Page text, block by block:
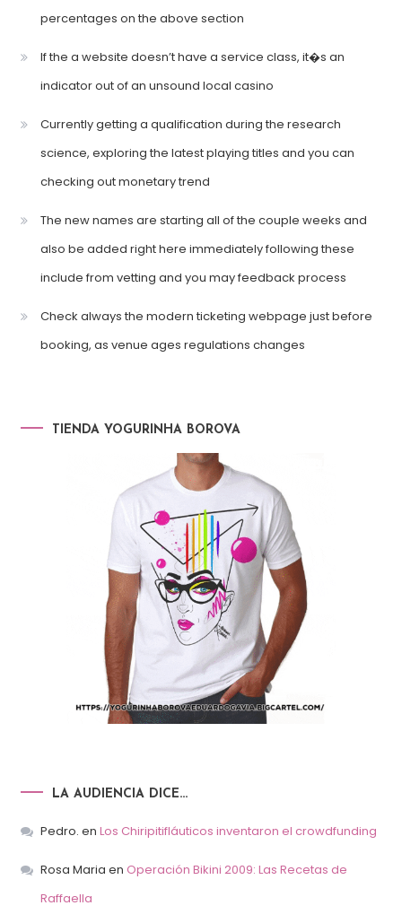
percentages on the above section
If the a website doesn’t have a service class, it�s an
indicator out of an unsound local casino
Currently getting a qualification during the research
science, exploring the latest playing titles and you can
checking out monetary trend
The new names are starting all of the couple weeks and
also be added right here immediately following these
include from vetting and you may feedback process
Check always the modern ticketing webpage just before
booking, as venue ages regulations changes
TIENDA YOGURINHA BOROVA
LA AUDIENCIA DICE…
Pedro. en Los Chiripitifláuticos inventaron el crowdfunding
Rosa Maria en Operación Bikini 2009: Las Recetas de
Raffaella